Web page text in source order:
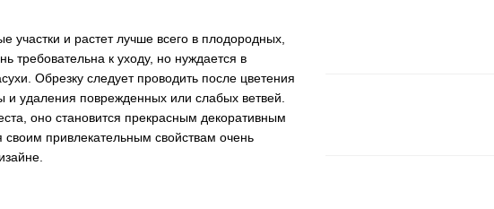
участки и растет лучше всего в плодородных,
требовательна к уходу, но нуждается в
Обрезку следует проводить после цветения
удаления поврежденных или слабых ветвей.
оно становится прекрасным декоративным
привлекательным свойствам очень